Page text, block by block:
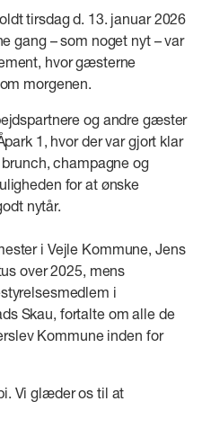
tirsdag d. 13. januar 2026
gang – som noget nyt – var
hvor gæsterne
morgenen.
og andre gæster
1, hvor der var gjort klar
champagne og
for at ønske
nytår.
i Vejle Kommune, Jens
over 2025, mens
i
Skau, fortalte om alle de
Kommune inden for
Vi glæder os til at